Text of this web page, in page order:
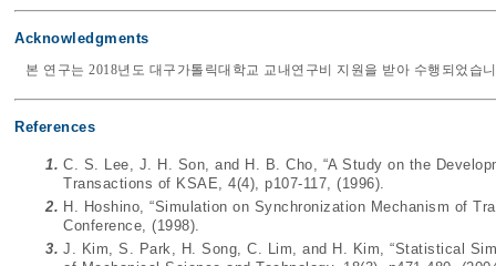
Acknowledgments
본 연구는 2018년도 대구가톨릭대학교 교내연구비 지원을 받아 수행되었습
References
1. C. S. Lee, J. H. Son, and H. B. Cho, “A Study on the
Transactions of KSAE, 4(4), p107-117, (1996).
2. H. Hoshino, “Simulation on Synchronization Mechanism of
Conference, (1998).
3. J. Kim, S. Park, H. Song, C. Lim, and H. Kim, “Statistical